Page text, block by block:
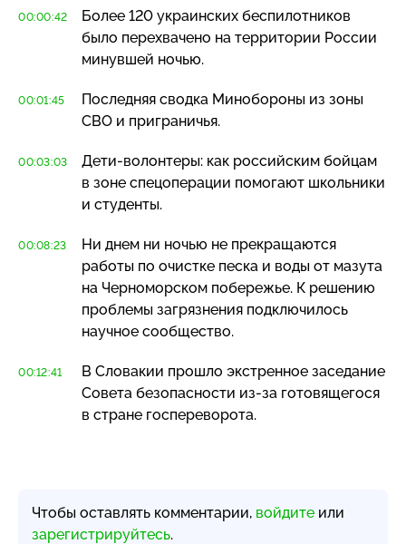
00:00:42
Более 120 украинских беспилотников
было перехвачено на территории России
минувшей ночью.
00:01:45
Последняя сводка Минобороны из зоны
СВО и приграничья.
00:03:03 Дети-волонтеры: как российским бойцам
в зоне спецоперации помогают школьники
и студенты.
00:08:23
Ни днем ни ночью не прекращаются
работы по очистке песка и воды от мазута
на Черноморском побережье. К решению
проблемы загрязнения подключилось
научное сообщество.
00:12:41
В Словакии прошло экстренное заседание
Совета безопасности из-за готовящегося
в стране госпереворота.
Чтобы оставлять комментарии, войдите или
зарегистрируйтесь.